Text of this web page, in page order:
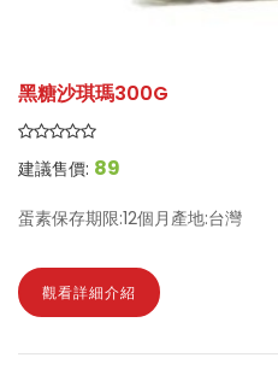
黑糖沙琪瑪300G
建議售價: 89
蛋素保存期限:12個月產地:台灣
觀看詳細介紹